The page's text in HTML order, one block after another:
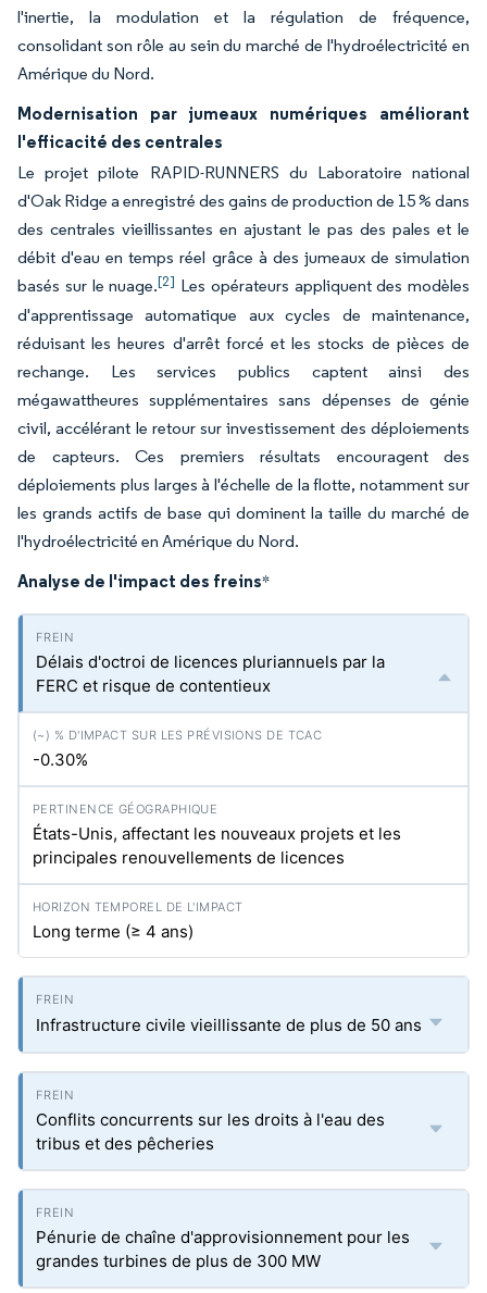
l'inertie, la modulation et la régulation de fréquence,
consolidant son rôle au sein du marché de l'hydroélectricité en
Amérique du Nord.
Modernisation par jumeaux numériques améliorant
l'efficacité des centrales
Le projet pilote RAPID-RUNNERS du Laboratoire national
d'Oak Ridge a enregistré des gains de production de 15 % dans
des centrales vieillissantes en ajustant le pas des pales et le
débit d'eau en temps réel grâce à des jumeaux de simulation
basés sur le nuage.[2] Les opérateurs appliquent des modèles
d'apprentissage automatique aux cycles de maintenance,
réduisant les heures d'arrêt forcé et les stocks de pièces de
rechange. Les services publics captent ainsi des
mégawattheures supplémentaires sans dépenses de génie
civil, accélérant le retour sur investissement des déploiements
de capteurs. Ces premiers résultats encouragent des
déploiements plus larges à l'échelle de la flotte, notamment sur
les grands actifs de base qui dominent la taille du marché de
l'hydroélectricité en Amérique du Nord.
Analyse de l'impact des freins*
Délais d'octroi de licences pluriannuels par la
FERC et risque de contentieux
-0.30%
États-Unis, affectant les nouveaux projets et les
principales renouvellements de licences
Long terme (≥ 4 ans)
Infrastructure civile vieillissante de plus de 50 ans
Conflits concurrents sur les droits à l'eau des
tribus et des pêcheries
Pénurie de chaîne d'approvisionnement pour les
grandes turbines de plus de 300 MW